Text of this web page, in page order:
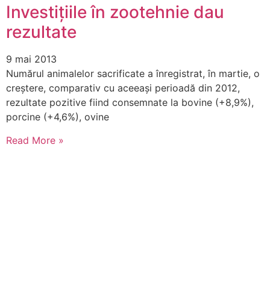
Investițiile în zootehnie dau
rezultate
9 mai 2013
Numărul animalelor sacrificate a înregistrat, în martie, o
creştere, comparativ cu aceeaşi perioadă din 2012,
rezultate pozitive fiind consemnate la bovine (+8,9%),
porcine (+4,6%), ovine
Read More »